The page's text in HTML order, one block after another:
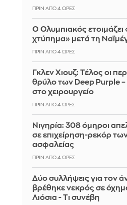
ΠΡΙΝ ΑΠΌ 4 ΏΡΕΣ
Ο Ολυμπιακός ετοιμάζει
χτύπημα» μετά τη
ΠΡΙΝ ΑΠΌ 4 ΏΡΕΣ
Γκλεν Χιουζ: Τέλος οι
θρύλο των Deep Purple –
στο χειρουργείο
ΠΡΙΝ ΑΠΌ 4 ΏΡΕΣ
Νιγηρία: 308 όμηροι
σε επιχείρηση-ρεκόρ
ασφαλείας
ΠΡΙΝ ΑΠΌ 4 ΏΡΕΣ
Δύο συλλήψεις για τον
βρέθηκε νεκρός σε
Λιόσια - Τι συνέβη